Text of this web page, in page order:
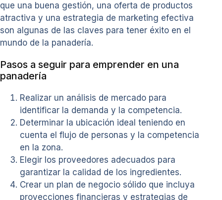
que una buena gestión, una oferta de productos
atractiva y una estrategia de marketing efectiva
son algunas de las claves para tener éxito en el
mundo de la panadería.
Pasos a seguir para emprender en una
panadería
Realizar un análisis de mercado para
identificar la demanda y la competencia.
Determinar la ubicación ideal teniendo en
cuenta el flujo de personas y la competencia
en la zona.
Elegir los proveedores adecuados para
garantizar la calidad de los ingredientes.
Crear un plan de negocio sólido que incluya
proyecciones financieras y estrategias de